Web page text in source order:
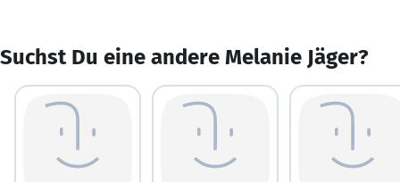
Suchst Du eine andere Melanie Jäger?